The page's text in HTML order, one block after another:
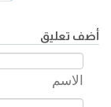
أضف تعليق
الاسم